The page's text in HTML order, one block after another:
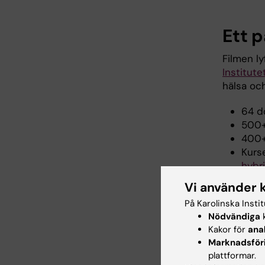
Ett
Filmen
hälsa
64
Vi använder
På Karolinska
Nödvändiga
Kakor för
plattformar.